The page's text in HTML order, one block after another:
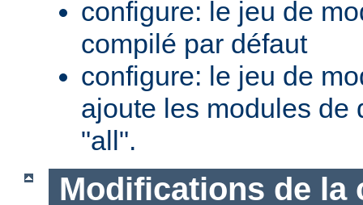
configure: le jeu de
compilé par défaut
configure: le jeu de
ajoute les modules de
"all".
Modifications de la